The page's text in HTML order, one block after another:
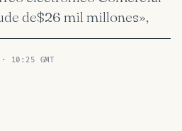
de$26 mil millones»,
10:25 GMT